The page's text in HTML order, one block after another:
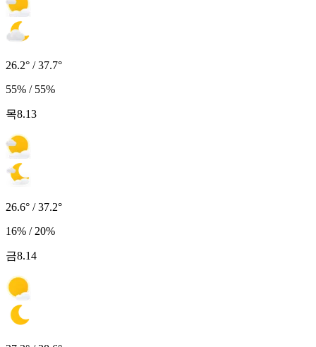
26.2° / 37.7°
55% / 55%
목8.13
26.6° / 37.2°
16% / 20%
금8.14